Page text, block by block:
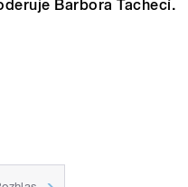
Barbora Tachecí.